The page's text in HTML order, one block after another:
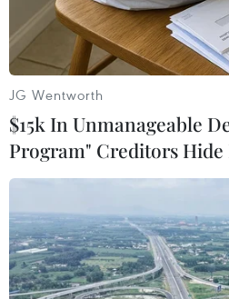
Sáng 17/12, tại Hà Nội, Thủ tướng
nhận Danh hiệu Anh hùng lực
khánh thành cụm công trình
JG Wentworth
$15k In Unmanageable
Program" Creditors Hide